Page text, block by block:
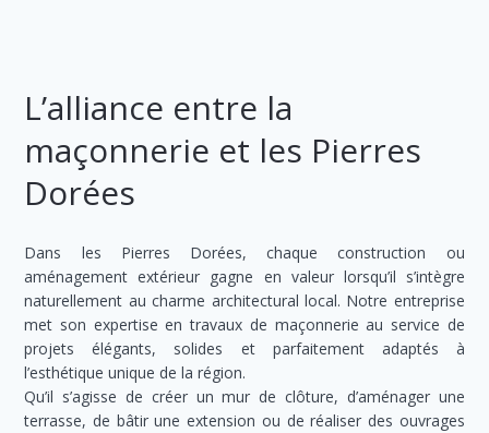
L’alliance entre la
maçonnerie et les Pierres
Dorées
Dans les Pierres Dorées, chaque construction ou
aménagement extérieur gagne en valeur lorsqu’il s’intègre
naturellement au charme architectural local. Notre entreprise
met son expertise en travaux de maçonnerie au service de
projets élégants, solides et parfaitement adaptés à
l’esthétique unique de la région.
Qu’il s’agisse de créer un mur de clôture, d’aménager une
terrasse, de bâtir une extension ou de réaliser des ouvrages